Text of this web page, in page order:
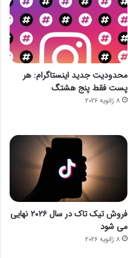
محدودیت جدید اینستاگرام: هر
پست فقط پنج هشتگ
8 ژانویه 2026
فروش تیک تاک در سال ۲۰۲۶ نهایی
می شود
8 ژانویه 2026